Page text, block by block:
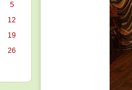
5
12
19
26